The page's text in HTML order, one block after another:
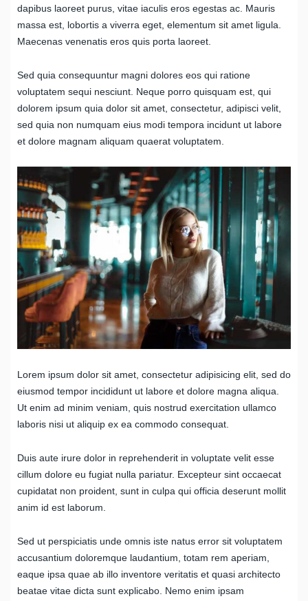
dapibus laoreet purus, vitae iaculis eros egestas ac. Mauris
massa est, lobortis a viverra eget, elementum sit amet ligula.
Maecenas venenatis eros quis porta laoreet.
Sed quia consequuntur magni dolores eos qui ratione
voluptatem sequi nesciunt. Neque porro quisquam est, qui
dolorem ipsum quia dolor sit amet, consectetur, adipisci velit,
sed quia non numquam eius modi tempora incidunt ut labore
et dolore magnam aliquam quaerat voluptatem.
Lorem ipsum dolor sit amet, consectetur adipisicing elit, sed do
eiusmod tempor incididunt ut labore et dolore magna aliqua.
Ut enim ad minim veniam, quis nostrud exercitation ullamco
laboris nisi ut aliquip ex ea commodo consequat.
Duis aute irure dolor in reprehenderit in voluptate velit esse
cillum dolore eu fugiat nulla pariatur. Excepteur sint occaecat
cupidatat non proident, sunt in culpa qui officia deserunt mollit
anim id est laborum.
Sed ut perspiciatis unde omnis iste natus error sit voluptatem
accusantium doloremque laudantium, totam rem aperiam,
eaque ipsa quae ab illo inventore veritatis et quasi architecto
beatae vitae dicta sunt explicabo. Nemo enim ipsam